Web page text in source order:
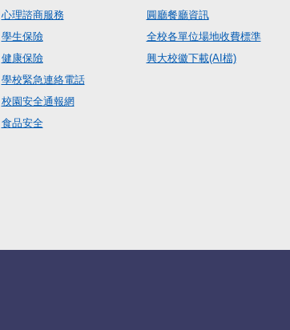
心理諮商服務
學生保險
健康保險
學校緊急連絡電話
校園安全通報網
食品安全
圓廳餐廳資訊
全校各單位場地收費標準
興大校徽下載(AI檔)